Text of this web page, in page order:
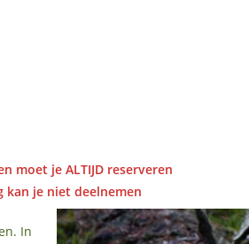
moet je ALTIJD reserveren
kan je niet deelnemen
In